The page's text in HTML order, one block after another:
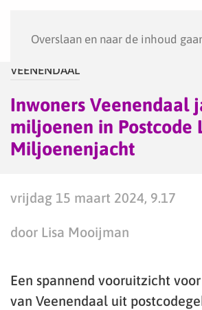
Overslaan en naar de inhoud
VEENENDAAL
Inwoners Veenendaal
miljoenen in Postcode
Miljoenenjacht
vrijdag 15 maart 2024, 9.17
door Lisa Mooijman
Een spannend vooruitzicht
van Veenendaal uit